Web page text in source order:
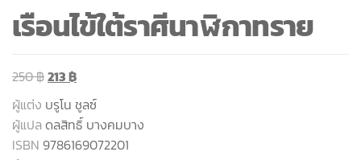
เรือนไข้ใต้ราศีนาฬิกาทราย
250฿213฿
ผู้แต่ง บรูโน ชูลซ์
ผู้แปลดลสิทธิ์ บางคมบาง
ISBN 9786169072201